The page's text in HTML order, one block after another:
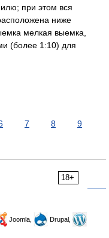
при этом вся
ниже
мелкая выемка,
(более 1:10) для
7 8
9
18+
Joomla,
Drupal,